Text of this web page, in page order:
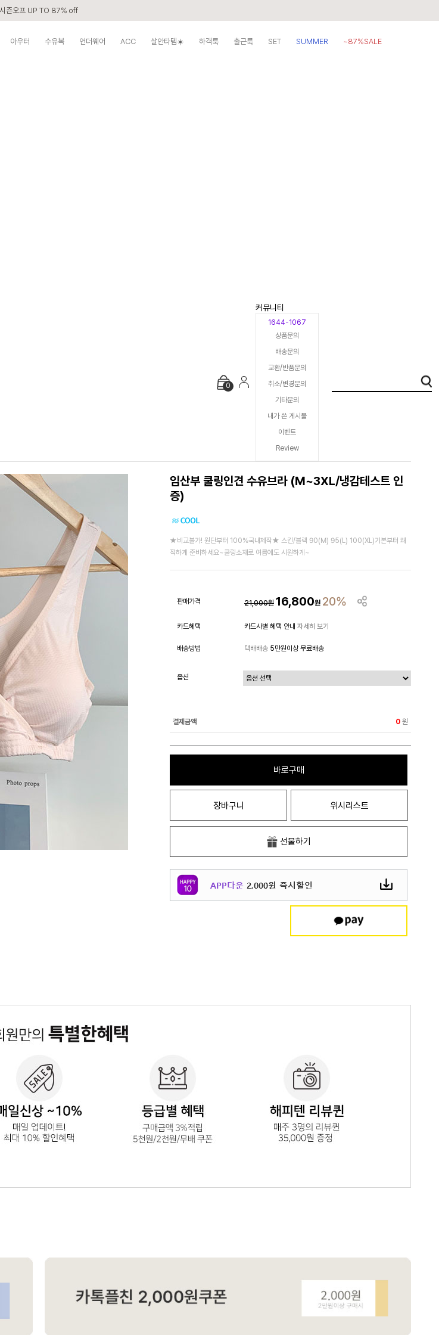
시즌오프 UP TO 87% off
아우터 수유복 언더웨어 ACC 살안타템☀️ 하객룩 출근룩 SET SUMMER
~87%SALE
0
커뮤니티
1644-1067
상품문의
배송문의
교환/반품문의
취소/변경문의
기타문의
내가 쓴 게시물
이벤트
Review
임산부 쿨링인견 수유브라 (M~3XL/냉감테스트 인
증)
★비교불가! 원단부터 100%국내제작★ 스킨/블랙 90(M) 95(L) 100(XL)기본부터 쾌
적하게 준비하세요~쿨링소재로 여름에도 시원하게~
판매가격 21,000원 16,800원 20%
카드혜택 카드사별 혜택 안내 자세히 보기
배송방법 택배배송 5만원이상 무료배송
옵션
결제금액 0 원
바로구매
장바구니 위시리스트
선물하기